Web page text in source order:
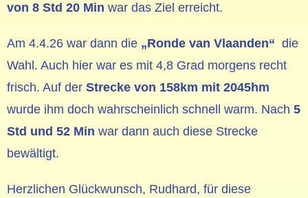
von 8 Std 20 Min war das Ziel erreicht.
Am 4.4.26 war dann die „Ronde van Vlaanden“ die
Wahl. Auch hier war es mit 4,8 Grad morgens recht
frisch. Auf der Strecke von 158km mit 2045hm
wurde ihm doch wahrscheinlich schnell warm. Nach 5
Std und 52 Min war dann auch diese Strecke
bewältigt.
Herzlichen Glückwunsch, Rudhard, für diese